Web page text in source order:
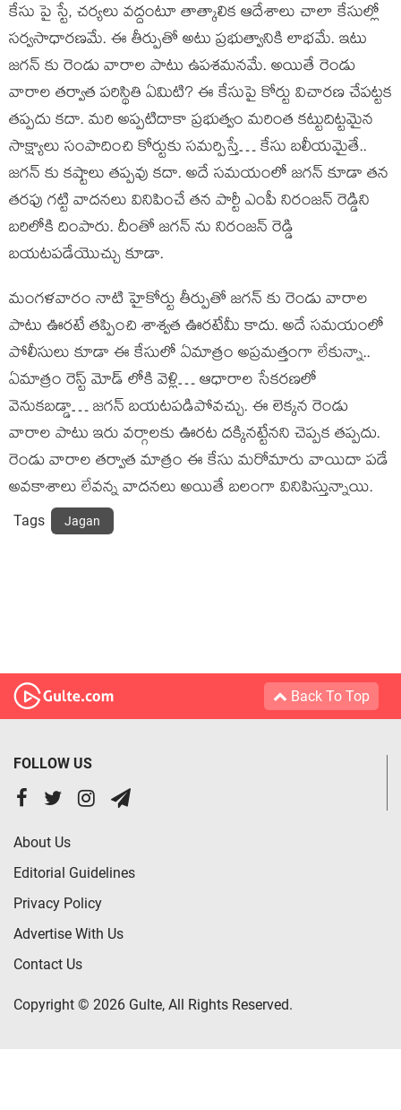
కేసు పై స్టే, చర్యలు వద్దంటూ తాత్కాలిక ఆదేశాలు చాలా కేసుల్లో
సర్వసాధారణమే. ఈ తీర్పుతో అటు ప్రభుత్వానికి లాభమే. ఇటు
జగన్ కు రెండు వారాల పాటు ఉపశమనమే. అయితే రెండు
వారాల తర్వాత పరిస్థితి ఏమిటి? ఈ కేసుపై కోర్టు విచారణ చేపట్టక
తప్పదు కదా. మరి అప్పటిదాకా ప్రభుత్వం మరింత కట్టుదిట్టమైన
సాక్ష్యాలు సంపాదించి కోర్టుకు సమర్పిస్తే… కేసు బలీయమైతే..
జగన్ కు కష్టాలు తప్పవు కదా. అదే సమయంలో జగన్ కూడా తన
తరఫు గట్టి వాదనలు వినిపించే తన పార్టీ ఎంపీ నిరంజన్ రెడ్డిని
బరిలోకి దింపారు. దీంతో జగన్ ను నిరంజన్ రెడ్డి
బయటపడేయొచ్చు కూడా.
మంగళవారం నాటి హైకోర్టు తీర్పుతో జగన్ కు రెండు వారాల
పాటు ఊరటే తప్పించి శాశ్వత ఊరటేమీ కాదు. అదే సమయంలో
పోలీసులు కూడా ఈ కేసులో ఏమాత్రం అప్రమత్తంగా లేకున్నా..
ఏమాత్రం రెస్ట్ మోడ్ లోకి వెళ్లి… ఆధారాల సేకరణలో
వెనుకబడ్డా… జగన్ బయటపడిపోవచ్చు. ఈ లెక్కన రెండు
వారాల పాటు ఇరు వర్గాలకు ఊరట దక్కినట్టేనని చెప్పక తప్పదు.
రెండు వారాల తర్వాత మాత్రం ఈ కేసు మరోమారు వాయిదా పడే
అవకాశాలు లేవన్న వాదనలు అయితే బలంగా వినిపిస్తున్నాయి.
Tags Jagan
Back To Top
FOLLOW US
About Us
Editorial Guidelines
Privacy Policy
Advertise With Us
Contact Us
Copyright © 2026 Gulte, All Rights Reserved.